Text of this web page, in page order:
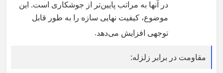
در آنها به مراتب پایین‌تر از جوشکاری است. این
موضوع، کیفیت نهایی سازه را به طور قابل
توجهی افزایش می‌دهد.
مقاومت در برابر زلزله: